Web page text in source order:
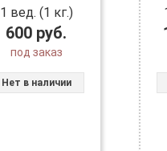
1 вед. (1 кг.)
600 руб.
под заказ
Нет в наличии